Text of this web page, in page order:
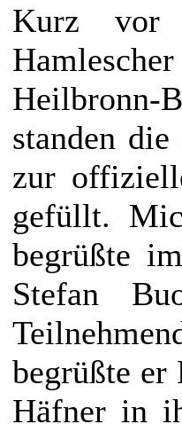
Kurz vor
Heilbronn-
standen
zur
gefüllt.
begrüßte
Stefan
begrüßte
Häfner in